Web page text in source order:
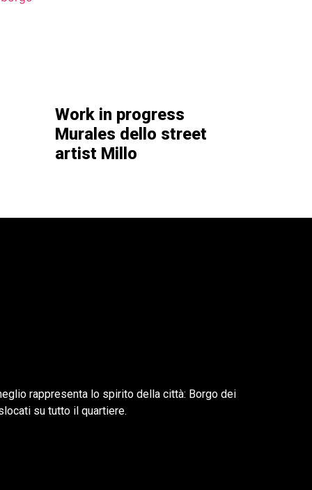
Work in progress
Murales dello street
artist Millo
rappresenta lo spirito della città: Borgo dei
su tutto il quartiere.